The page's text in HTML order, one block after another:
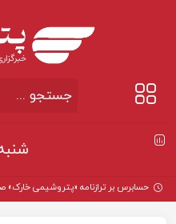
شنبه ۱۷ مرداد
حسابرس بر ترازنامه «پتروشیمی خارک»